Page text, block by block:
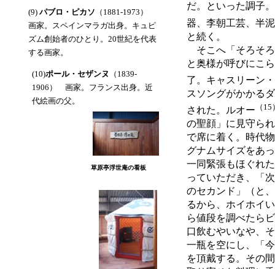
(9) パブロ・ピカソ （1881-1973）
画家。スペインマラガ出身。キュピ
ズム創始者のひとり。20世紀を代表
する画家。
(10)ポール・セザンヌ
（1839-
1906） 画家。フランス出身。近
代絵画の父。
草原亭浮世庵の看板
だ。といった調子
器、李朝工芸、半
と続く。
そこへ「そろそ
と奥様が呼びにこ
了。キャスリーン
スソングがかかる
された。ルオー （15
の聖顔」に見守ら
で席に着く。時代
グナムサイズをあ
一同緊張もほぐれ
っていただき、「
のセカンド」（と
るから、ホイホイ
ら値段を調べたら
口飲むやいなや、
一瓶を空にし、「
を頂戴する。その